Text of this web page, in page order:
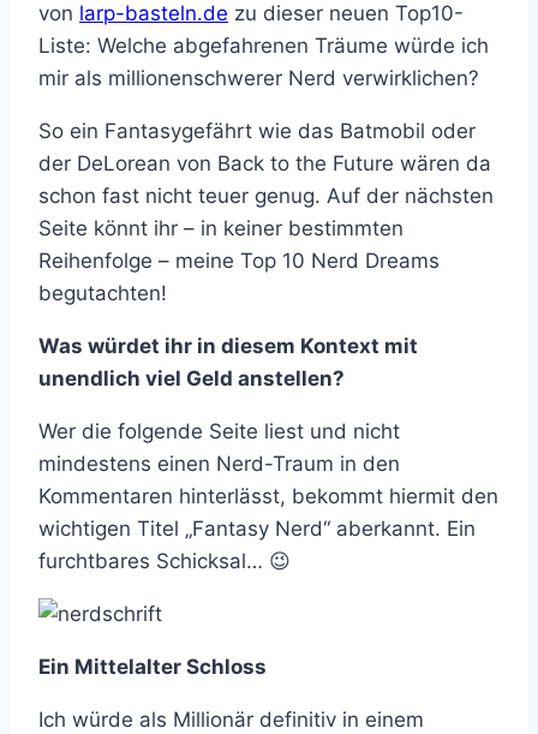
von larp-basteln.de zu dieser neuen Top10-
Liste: Welche abgefahrenen Träume würde ich
mir als millionenschwerer Nerd verwirklichen?
So ein Fantasygefährt wie das Batmobil oder
der DeLorean von Back to the Future wären da
schon fast nicht teuer genug. Auf der nächsten
Seite könnt ihr – in keiner bestimmten
Reihenfolge – meine Top 10 Nerd Dreams
begutachten!
Was würdet ihr in diesem Kontext mit
unendlich viel Geld anstellen?
Wer die folgende Seite liest und nicht
mindestens einen Nerd-Traum in den
Kommentaren hinterlässt, bekommt hiermit den
wichtigen Titel „Fantasy Nerd“ aberkannt. Ein
furchtbares Schicksal… 😉
Ein Mittelalter Schloss
Ich würde als Millionär definitiv in einem